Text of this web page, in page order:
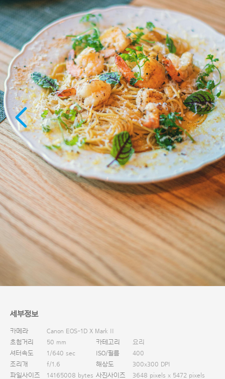
세부정보
카메라
Canon EOS-1D X Mark II
초첨거리
50 mm 카테고리
요리
셔터속도
1/640 sec ISO/필름
400
조리개
f/1.6 해상도
300x300 DPI
파일사이즈
14165008 bytes 사진사이즈 3648 pixels x 5472 pixels